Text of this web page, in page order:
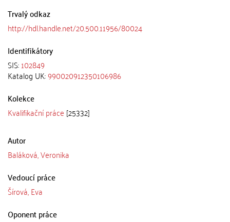
Trvalý odkaz
http://hdl.handle.net/20.500.11956/80024
Identifikátory
SIS:102849
Katalog UK:990020912350106986
Kolekce
Kvalifikační práce [25332]
Autor
Baláková, Veronika
Vedoucí práce
Šírová, Eva
Oponent práce